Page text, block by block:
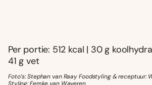
Per portie: 512 kcal | 30 g
41 g vet
Foto’s: Stephan van Raay Foodstyling & receptuur: